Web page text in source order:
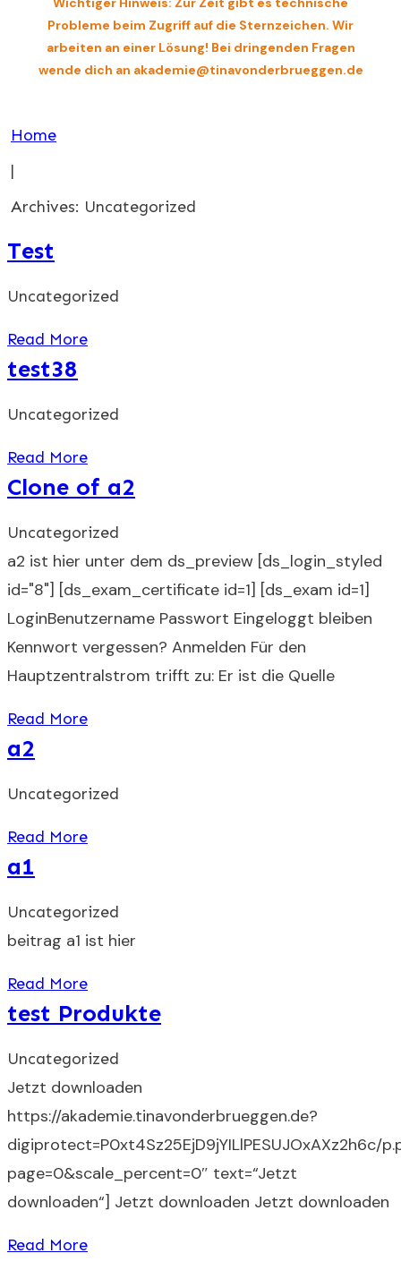
Probleme beim Zugriff auf die Sternzeichen. Wir
arbeiten an einer Lösung! Bei dringenden Fragen
wende dich an akademie@tinavonderbrueggen.de
Home
|
Archives: Uncategorized
Test
Uncategorized
Read More
test38
Uncategorized
Read More
Clone of a2
Uncategorized
a2 ist hier unter dem ds_preview [ds_login_styled
id="8"] [ds_exam_certificate id=1] [ds_exam id=1]
LoginBenutzername Passwort Eingeloggt bleiben
Kennwort vergessen? Anmelden Für den
Hauptzentralstrom trifft zu: Er ist die Quelle
Read More
a2
Uncategorized
Read More
a1
Uncategorized
beitrag a1 ist hier
Read More
test Produkte
Uncategorized
Jetzt downloaden
https://akademie.tinavonderbrueggen.de?
digiprotect=P0xt4Sz25EjD9jYILlPESUJOxAXz2h6c/
page=0&scale_percent=0″ text=“Jetzt
downloaden“] Jetzt downloaden Jetzt downloaden
Read More